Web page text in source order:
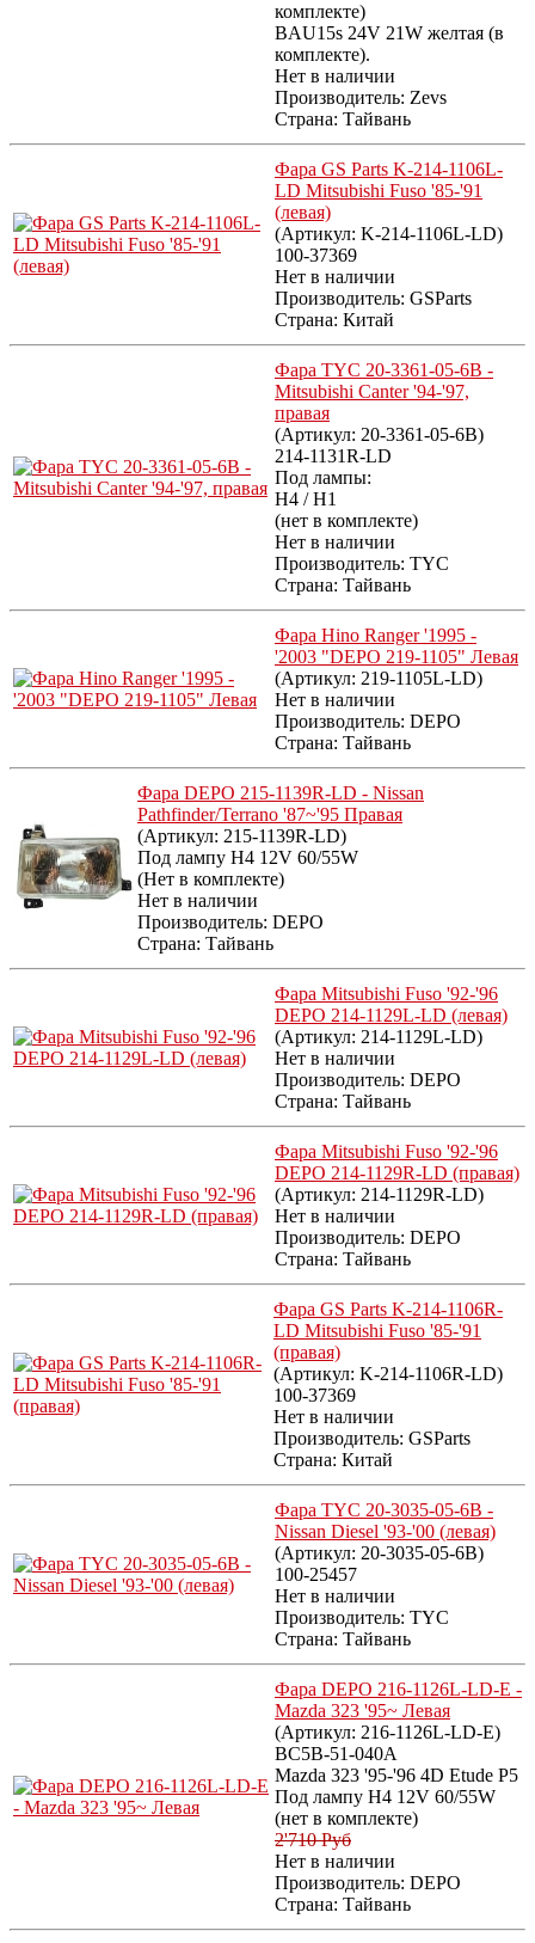
комплекте)
BAU15s 24V 21W желтая (в
комплекте).
Нет в наличии
Производитель: Zevs
Страна: Тайвань
Фара GS Parts K-214-1106L-
LD Mitsubishi Fuso '85-'91
(левая)
(Артикул: K-214-1106L-LD)
100-37369
Нет в наличии
Производитель: GSParts
Страна: Китай
Фара TYC 20-3361-05-6B -
Mitsubishi Canter '94-'97,
правая
(Артикул: 20-3361-05-6B)
214-1131R-LD
Под лампы:
H4 / H1
(нет в комплекте)
Нет в наличии
Производитель: TYC
Страна: Тайвань
Фара Hino Ranger '1995 -
'2003 "DEPO 219-1105" Левая
(Артикул: 219-1105L-LD)
Нет в наличии
Производитель: DEPO
Страна: Тайвань
Фара DEPO 215-1139R-LD - Nissan
Pathfinder/Terrano '87~'95 Правая
(Артикул: 215-1139R-LD)
Под лампу H4 12V 60/55W
(Нет в комплекте)
Нет в наличии
Производитель: DEPO
Страна: Тайвань
Фара Mitsubishi Fuso '92-'96
DEPO 214-1129L-LD (левая)
(Артикул: 214-1129L-LD)
Нет в наличии
Производитель: DEPO
Страна: Тайвань
Фара Mitsubishi Fuso '92-'96
DEPO 214-1129R-LD (правая)
(Артикул: 214-1129R-LD)
Нет в наличии
Производитель: DEPO
Страна: Тайвань
Фара GS Parts K-214-1106R-
LD Mitsubishi Fuso '85-'91
(правая)
(Артикул: K-214-1106R-LD)
100-37369
Нет в наличии
Производитель: GSParts
Страна: Китай
Фара TYC 20-3035-05-6B -
Nissan Diesel '93-'00 (левая)
(Артикул: 20-3035-05-6B)
100-25457
Нет в наличии
Производитель: TYC
Страна: Тайвань
Фара DEPO 216-1126L-LD-E -
Mazda 323 '95~ Левая
(Артикул: 216-1126L-LD-E)
BC5B-51-040A
Mazda 323 '95-'96 4D Etude P5
Под лампу H4 12V 60/55W
(нет в комплекте)
2'710 Руб
Нет в наличии
Производитель: DEPO
Страна: Тайвань